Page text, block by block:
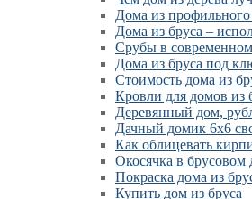
Дома из профильного
Дома из бруса –
Срубы в
Дома из бруса под
Стоимость дома из
Кровли для домов из
Деревянный дом,
Дачный домик 6х6
Как облицевать
Окосячка в брусовом
Покраска дома из
Купить дом из бруса